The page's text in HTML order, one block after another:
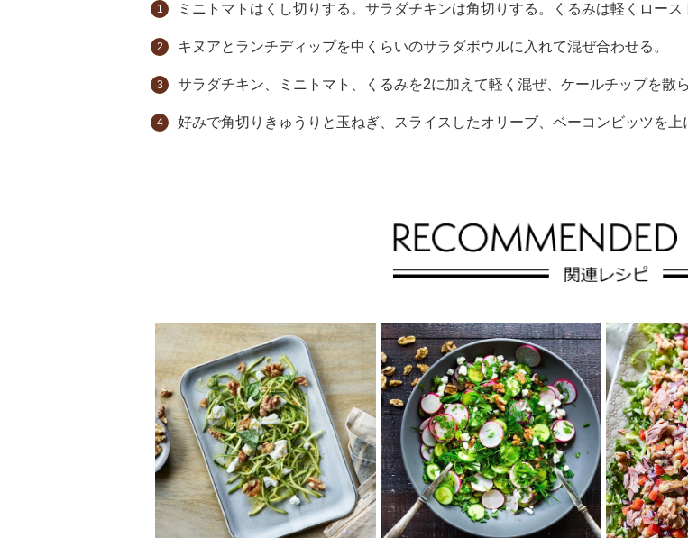
ミニトマトはくし切りする。サラダチキンは角切りする。くるみは軽くロース
キヌアとランチディップを中くらいのサラダボウルに入れて混ぜ合わせる。
サラダチキン、ミニトマト、くるみを2に加えて軽く混ぜ、ケールチップを散ら
好みで角切りきゅうりと玉ねぎ、スライスしたオリーブ、ベーコンビッツを上